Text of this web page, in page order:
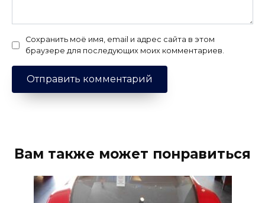
Сохранить моё имя, email и адрес сайта в этом
браузере для последующих моих комментариев.
Вам также может понравиться